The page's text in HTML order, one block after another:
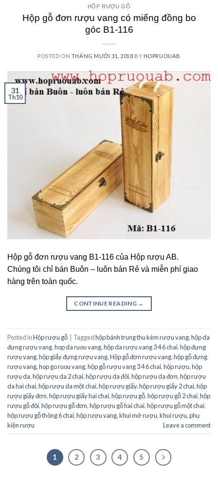
HỘP RƯỢU GỖ
Hộp gỗ đơn rượu vang có miếng đồng bo
góc B1-116
POSTED ON THÁNG MƯỜI 31, 2018 BY HOPRUOUAB
31
Th10
Hộp gỗ đơn rượu vang B1-116 của Hộp rượu AB.
Chúng tôi chỉ bán Buôn – luôn bán Rẻ và miễn phí giao
hàng trên toàn quốc.
CONTINUE READING →
Posted inHộp rượu gỗ Taggedhộp bánh trung thu kèm rượu vang,hộp da
đựng rượu vang,hop da ruou vang,hộp da rượu vang 3 4 6 chai,hộp đựng
rượu vang,hộp giấy đựng rượu vang,Hộp gỗ đơn rượu vang,hộp gỗ đựng
rượu vang,hop go ruou vang,hộp gỗ rượu vang 3 4 6 chai,hộp rượu,hộp
rượu da,hộp rượu da 2 chai,hộp rượu da đôi,hộp rượu da đơn,hộp rượu
da hai chai,hộp rượu da một chai,hộp rượu giấy,hộp rượu giấy 2 chai,hộp
rượu giấy đơn,hộp rượu giấy hai chai,hộp rượu gỗ,hộp rượu gỗ 2 chai,hộp
rượu gỗ đôi,hộp rượu gỗ đơn,hộp rượu gỗ hai chai,hộp rượu gỗ một chai,
hộp rượu gỗ thông 6 chai,hộp rượu vang,khui mở rượu,khui rượu,phụ
kiện rượu
Leave a comment
1 2 3 4 5